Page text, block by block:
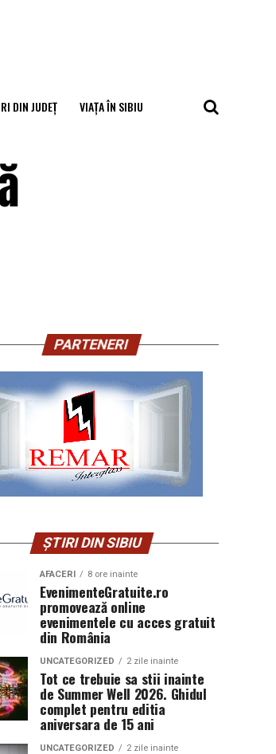
DIN JUDEȚ VIAȚA ÎN SIBIU
PARTENERI
ȘTIRI DIN SIBIU
AFACERI 8 ore inainte
EvenimenteGratuite.ro
promovează online
evenimentele cu acces gratuit
din România
UNCATEGORIZED 2 zile inainte
Tot ce trebuie sa stii inainte
de Summer Well 2026. Ghidul
complet pentru editia
aniversara de 15 ani
UNCATEGORIZED 2 zile inainte